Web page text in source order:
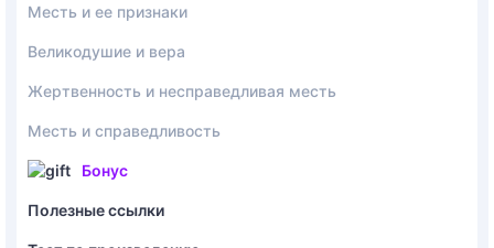
Месть и ее признаки
Великодушие и вера
Жертвенность и несправедливая месть
Месть и справедливость
Бонус
Полезные ссылки